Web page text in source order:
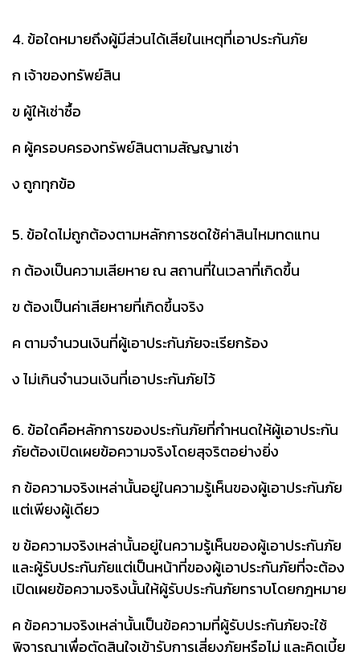
4. ข้อใดหมายถึงผู้มีส่วนได้เสียในเหตุที่เอาประกันภัย
ก เจ้าของทรัพย์สิน
ข ผู้ให้เช่าซื้อ
ค ผู้ครอบครองทรัพย์สินตามสัญญาเช่า
ง ถูกทุกข้อ
5. ข้อใดไม่ถูกต้องตามหลักการชดใช้ค่าสินไหมทดแทน
ก ต้องเป็นความเสียหาย ณ สถานที่ในเวลาที่เกิดขึ้น
ข ต้องเป็นค่าเสียหายที่เกิดขึ้นจริง
ค ตามจำนวนเงินที่ผู้เอาประกันภัยจะเรียกร้อง
ง ไม่เกินจำนวนเงินที่เอาประกันภัยไว้
6. ข้อใดคือหลักการของประกันภัยที่กำหนดให้ผู้เอาประกัน
ภัยต้องเปิดเผยข้อความจริงโดยสุจริตอย่างยิ่ง
ก ข้อความจริงเหล่านั้นอยู่ในความรู้เห็นของผู้เอาประกันภัย
แต่เพียงผู้เดียว
ข ข้อความจริงเหล่านั้นอยู่ในความรู้เห็นของผู้เอาประกันภัย
และผู้รับประกันภัยแต่เป็นหน้าที่ของผู้เอาประกันภัยที่จะต้อง
เปิดเผยข้อความจริงนั้นให้ผู้รับประกันภัยทราบโดยกฎหมาย
ค ข้อความจริงเหล่านั้นเป็นข้อความที่ผู้รับประกันภัยจะใช้
พิจารณาเพื่อตัดสินใจเข้ารับการเสี่ยงภัยหรือไม่ และคิดเบี้ย